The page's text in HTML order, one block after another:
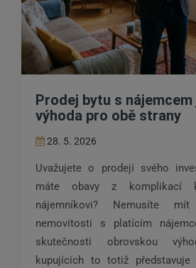
Prodej bytu s
výhoda pro obě strany
28. 5. 2026
Uvažujete o prodeji svého
máte obavy z komplikací
nájemníkovi? Nemusíte
nemovitosti s platícím
skutečnosti obrovskou
kupujících to totiž představuje